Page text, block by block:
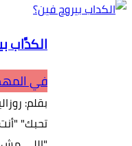
الكدَّاب
في
بقلم:
تحبك"